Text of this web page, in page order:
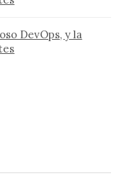
DevOps, y la